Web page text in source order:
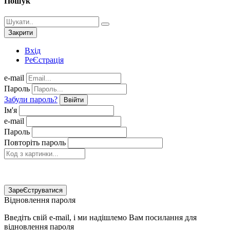
Закрити
Вхід
РеЄстрація
e-mail
Пароль
Забули пароль?
Ввійти
Ім'я
e-mail
Пароль
Повторіть пароль
ЗареЄструватися
Відновлення пароля
Введіть свій e-mail, і ми надішлемо Вам посилання для
відновлення пароля